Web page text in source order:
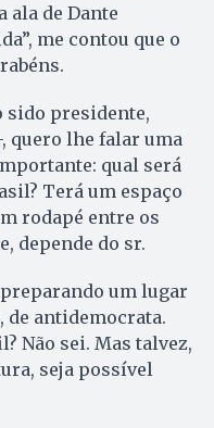
ala de Dante
me contou que o
sido presidente,
quero lhe falar uma
qual será
Terá um espaço
rodapé entre os
depende do sr.
um lugar
de antidemocrata.
Não sei. Mas talvez,
seja possível